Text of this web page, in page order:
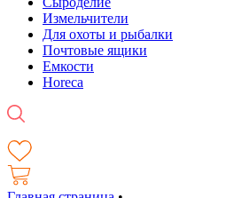
Измельчители
Для охоты и рыбалки
Почтовые ящики
Емкости
Horeca